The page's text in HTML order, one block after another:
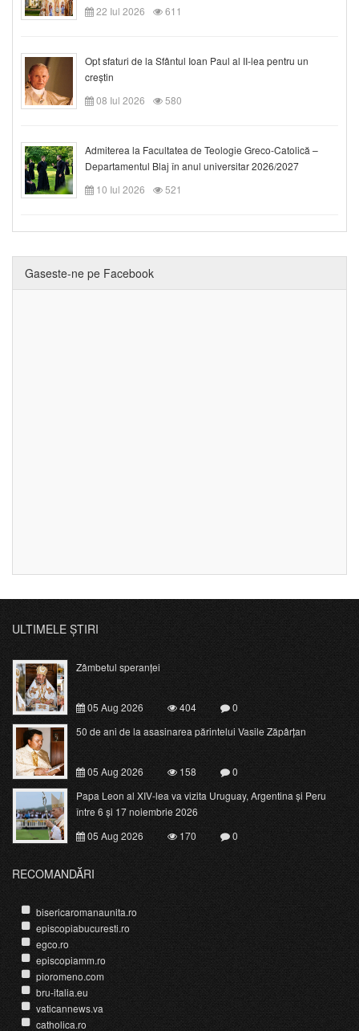
22 Iul 2026 611
Opt sfaturi de la Sfântul Ioan Paul al II-lea pentru un
creștin
08 Iul 2026
580
Admiterea la Facultatea de Teologie Greco-Catolică –
Departamentul Blaj în anul universitar 2026/2027
10 Iul 2026
521
Gaseste-ne pe Facebook
ULTIMELE ȘTIRI
Zâmbetul speranței
05 Aug 2026 404
0
50 de ani de la asasinarea părintelui Vasile Zăpârțan
05 Aug 2026 158
0
Papa Leon al XIV-lea va vizita Uruguay, Argentina și Peru
între 6 și 17 noiembrie 2026
05 Aug 2026
170 0
RECOMANDĂRI
bisericaromanaunita.ro
episcopiabucuresti.ro
egco.ro
episcopiamm.ro
pioromeno.com
bru-italia.eu
vaticannews.va
catholica.ro